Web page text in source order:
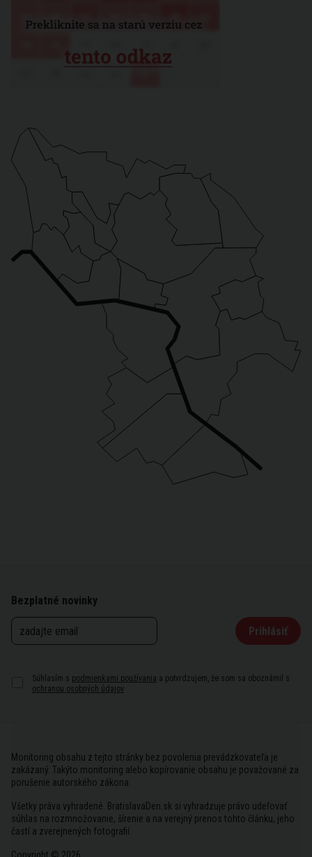
Bezplatné novinky
Prihlásiť
Súhlasím s podmienkami používania a potvrdzujem, že som sa oboznámil s
ochranou osobných údajov
Monitoring obsahu z tejto stránky bez povolenia prevádzkovateľa je
zakázaný. Takýto monitoring alebo kopírovanie obsahu je považované za
porušenie autorského zákona.
Všetky práva vyhradené. BratislavaDen.sk si vyhradzuje právo udeľovať
súhlas na rozmnožovanie, šírenie a na verejný prenos tohto článku, jeho
častí a zverejnených fotografií.